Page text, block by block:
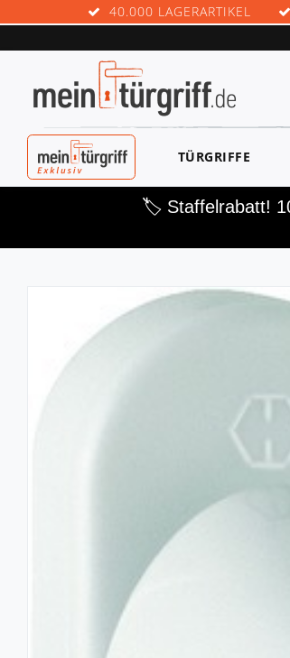
40.000 LAGERARTIKEL
MEINTÜRGRIF
F EXKLUSIV
TÜRGRIFFE
🏷️ Staffelrabatt!